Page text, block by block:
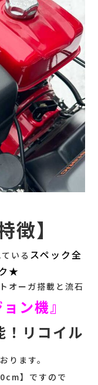
徴】
いる スペック全
★
オーガ搭載と流石
ン機』
！リコイル
ります。
】ですので